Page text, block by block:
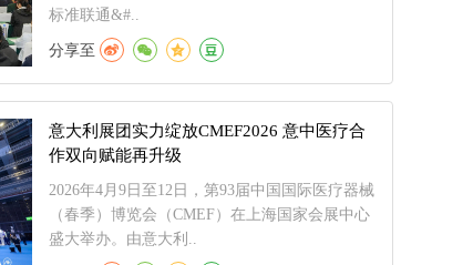
标准联通&#..
分享至
意大利展团实力绽放CMEF2026 意中医疗合
作双向赋能再升级
2026年4月9日至12日，第93届中国国际医疗器械
（春季）博览会（CMEF）在上海国家会展中心
盛大举办。由意大利..